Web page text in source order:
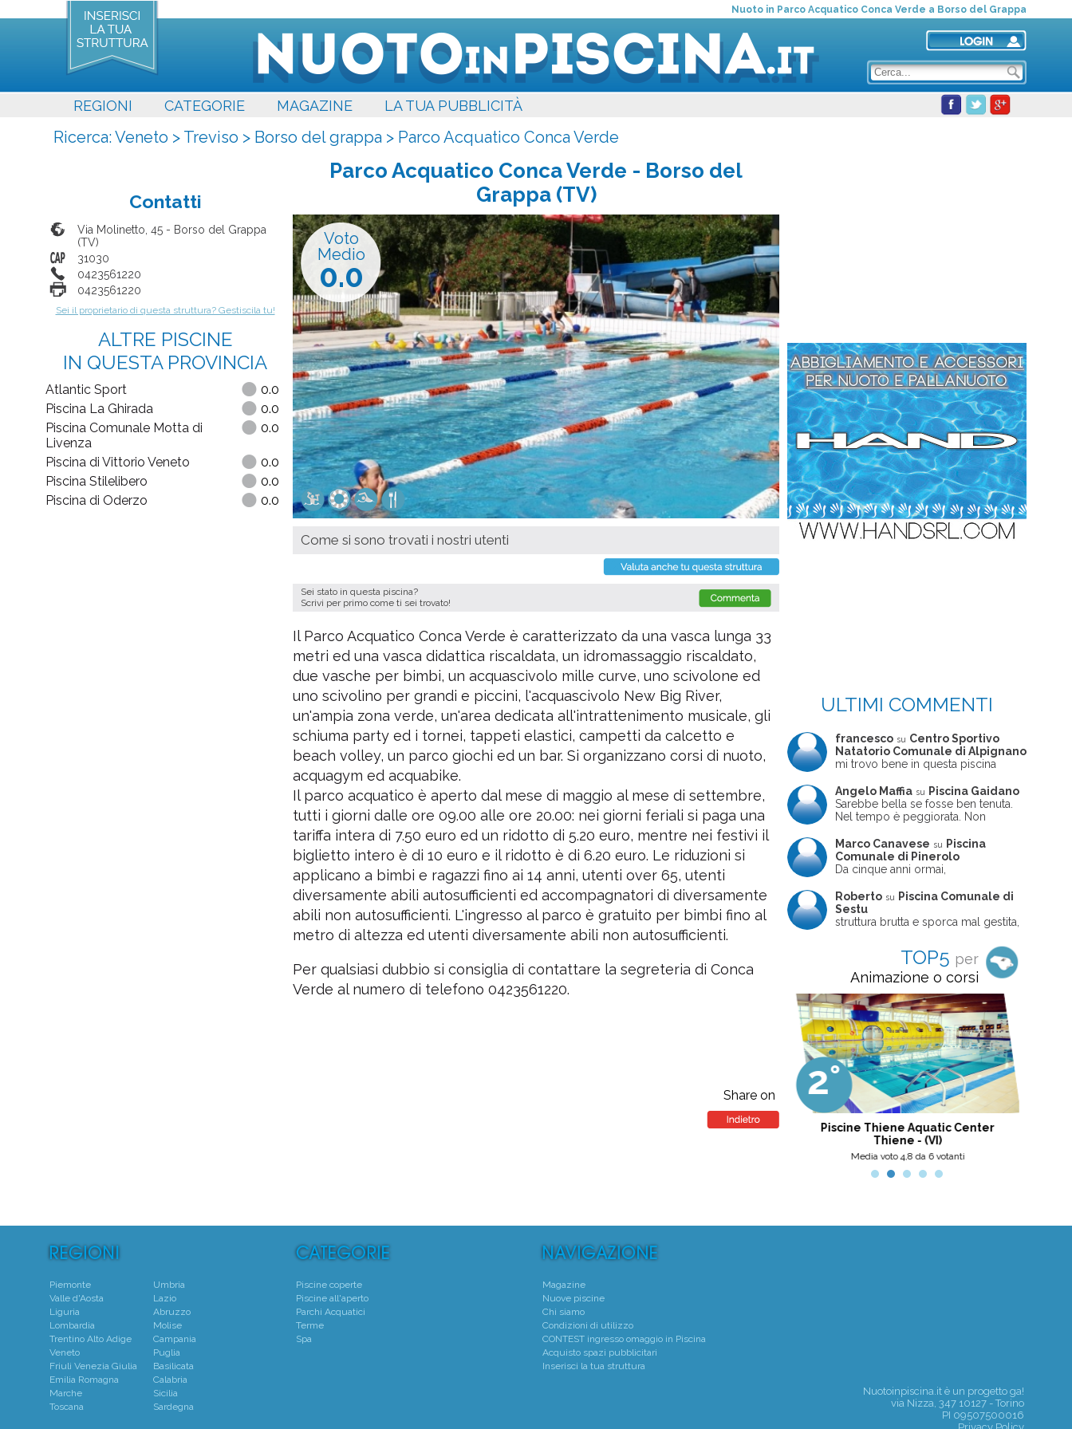
Nuoto in Parco Acquatico Conca Verde a Borso del Grappa
REGIONI CATEGORIE MAGAZINE LA TUA PUBBLICITÀ
Ricerca:Veneto > Treviso > Borso del grappa > Parco Acquatico Conca Verde
Parco Acquatico Conca Verde - Borso del
Grappa (TV)
Voto
Medio
0.0
Come si sono trovati i nostri utenti
Sei stato in questa piscina?
Scrivi per primo come ti sei trovato!
Il Parco Acquatico Conca Verde è caratterizzato da una vasca lunga 33
metri ed una vasca didattica riscaldata, un idromassaggio riscaldato,
due vasche per bimbi, un acquascivolo mille curve, uno scivolone ed
uno scivolino per grandi e piccini, l'acquascivolo New Big River,
un'ampia zona verde, un'area dedicata all'intrattenimento musicale, gli
schiuma party ed i tornei, tappeti elastici, campetti da calcetto e
beach volley, un parco giochi ed un bar. Si organizzano corsi di nuoto,
acquagym ed acquabike.
Il parco acquatico è aperto dal mese di maggio al mese di settembre,
tutti i giorni dalle ore 09.00 alle ore 20.00: nei giorni feriali si paga una
tariffa intera di 7.50 euro ed un ridotto di 5.20 euro, mentre nei festivi il
biglietto intero è di 10 euro e il ridotto è di 6.20 euro. Le riduzioni si
applicano a bimbi e ragazzi fino ai 14 anni, utenti over 65, utenti
diversamente abili autosufficienti ed accompagnatori di diversamente
abili non autosufficienti. L'ingresso al parco è gratuito per bimbi fino al
metro di altezza ed utenti diversamente abili non autosufficienti.
Per qualsiasi dubbio si consiglia di contattare la segreteria di Conca
Verde al numero di telefono 0423561220.
Share on
Contatti
Via Molinetto, 45 - Borso del Grappa
(TV)
31030
0423561220
0423561220
Sei il proprietario di questa struttura? Gestiscila tu!
ALTRE PISCINE
IN QUESTA PROVINCIA
Atlantic Sport
0.0
Piscina La Ghirada
0.0
Piscina Comunale Motta di
Livenza
0.0
Piscina di Vittorio Veneto
0.0
Piscina Stilelibero
0.0
Piscina di Oderzo
0.0
ULTIMI COMMENTI
francesco su Centro Sportivo
Natatorio Comunale di Alpignano
mi trovo bene in questa piscina
Angelo Maffia su
Piscina Gaidano
Sarebbe bella se fosse ben tenuta.
Nel tempo è peggiorata. Non
ne usciva insieme a me non ha
ritrovato le sue scarpe! Peccato
perché potrebbe essere un'ottima
frequentata non magnificamente
Marco Canavese su
Piscina
Comunale di Pinerolo
Da cinque anni ormai,
pomeriggio trascorro cinque-sei ore
in questa magnifica piscina con i miei
due figli che sono letteralmente
piccola, un po' in vasca grande, negli
spazi riservati al nuoto libero,
giochiamo, nuotiamo e facciamo
apnea insieme (sono stato assistente
bagnanti ed istruttore di nuoto in
gioventù, ora lo faccio per loro
come papà). Si tratta di una struttura
molto accogliente, pulita, bella,
gestita da personale di grande
professionalità, umanità e cortesia.
Ottima scelta, nel pinerolese il
meglio, secondo me.
Roberto su
Piscina Comunale di
Sestu
struttura brutta e sporca mal gestita,
poco professionale. la sconsiglio a
tutti coloro che amano le cose fatte
seriamente poiché é tutto
improvvisato
TOP5 per
Animazione o corsi
Centro Natatorio Santini
2°
Piscine Thiene Aquatic Center
Thiene - (VI)
Media voto 4,8 da 6 votanti
Piemonte
Valle d'Aosta
Liguria
Lombardia
Trentino Alto Adige
Veneto
Friuli Venezia Giulia
Emilia Romagna
Marche
Toscana
Umbria
Lazio
Abruzzo
Molise
Campania
Puglia
Basilicata
Calabria
Sicilia
Sardegna
Piscine coperte
Piscine all'aperto
Parchi Acquatici
Terme
Spa
Magazine
Nuove piscine
Chi siamo
Condizioni di utilizzo
CONTEST ingresso omaggio in Piscina
Acquisto spazi pubblicitari
Inserisci la tua struttura
Nuotoinpiscina.it è un progetto ga!
via Nizza, 347 10127 - Torino
PI 09507500016